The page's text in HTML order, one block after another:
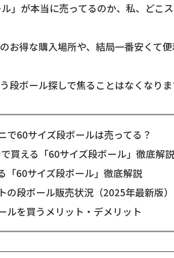
」が本当に売ってるのか、私、どこ
お得な購入場所や、結局一番安くて
段ボール探しで焦ることはなくなりま
で60サイズ段ボールは売ってる？
買える「60サイズ段ボール」徹底解説
「60サイズ段ボール」徹底解説
の段ボール販売状況（2025年最新版）
ルを買うメリット・デメリット